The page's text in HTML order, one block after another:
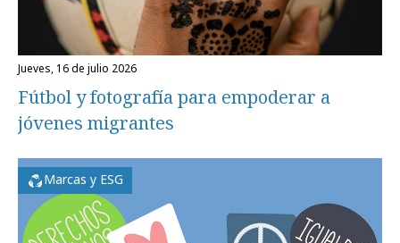
jueves, 16 de julio 2026
Fútbol y fotografía para empoderar a
jóvenes migrantes
Marcas y ESG